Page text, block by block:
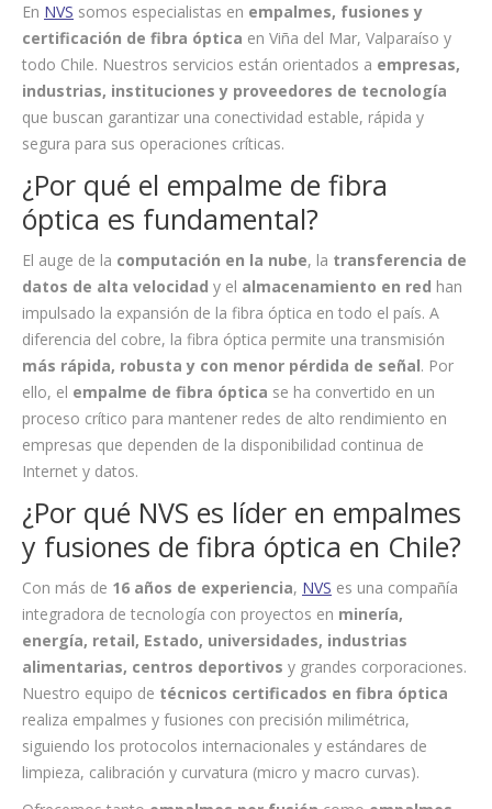
En NVS somos especialistas en empalmes, fusiones y
certificación de fibra óptica en Viña del Mar, Valparaíso y
todo Chile. Nuestros servicios están orientados a empresas,
industrias, instituciones y proveedores de tecnología
que buscan garantizar una conectividad estable, rápida y
segura para sus operaciones críticas.
¿Por qué el empalme de fibra
óptica es fundamental?
El auge de la computación en la nube, la transferencia de
datos de alta velocidad y el almacenamiento en red han
impulsado la expansión de la fibra óptica en todo el país. A
diferencia del cobre, la fibra óptica permite una transmisión
más rápida, robusta y con menor pérdida de señal. Por
ello, el empalme de fibra óptica se ha convertido en un
proceso crítico para mantener redes de alto rendimiento en
empresas que dependen de la disponibilidad continua de
Internet y datos.
¿Por qué NVS es líder en empalmes
y fusiones de fibra óptica en Chile?
Con más de 16 años de experiencia, NVS es una compañía
integradora de tecnología con proyectos en minería,
energía, retail, Estado, universidades, industrias
alimentarias, centros deportivos y grandes corporaciones.
Nuestro equipo de técnicos certificados en fibra óptica
realiza empalmes y fusiones con precisión milimétrica,
siguiendo los protocolos internacionales y estándares de
limpieza, calibración y curvatura (micro y macro curvas).